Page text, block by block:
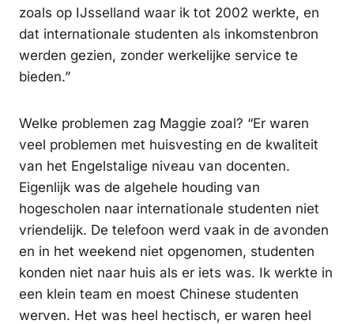
zoals op IJsselland waar ik tot 2002 werkte, en
dat internationale studenten als inkomstenbron
werden gezien, zonder werkelijke service te
bieden.”
Welke problemen zag Maggie zoal? “Er waren
veel problemen met huisvesting en de kwaliteit
van het Engelstalige niveau van docenten.
Eigenlijk was de algehele houding van
hogescholen naar internationale studenten niet
vriendelijk. De telefoon werd vaak in de avonden
en in het weekend niet opgenomen, studenten
konden niet naar huis als er iets was. Ik werkte in
een klein team en moest Chinese studenten
werven. Het was heel hectisch, er waren heel